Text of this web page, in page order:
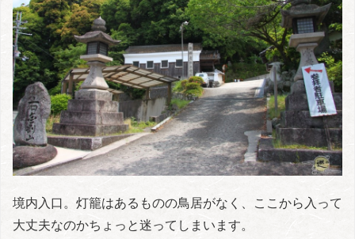
境内入口。灯籠はあるものの鳥居がなく、ここから入って
大丈夫なのかちょっと迷ってしまいます。